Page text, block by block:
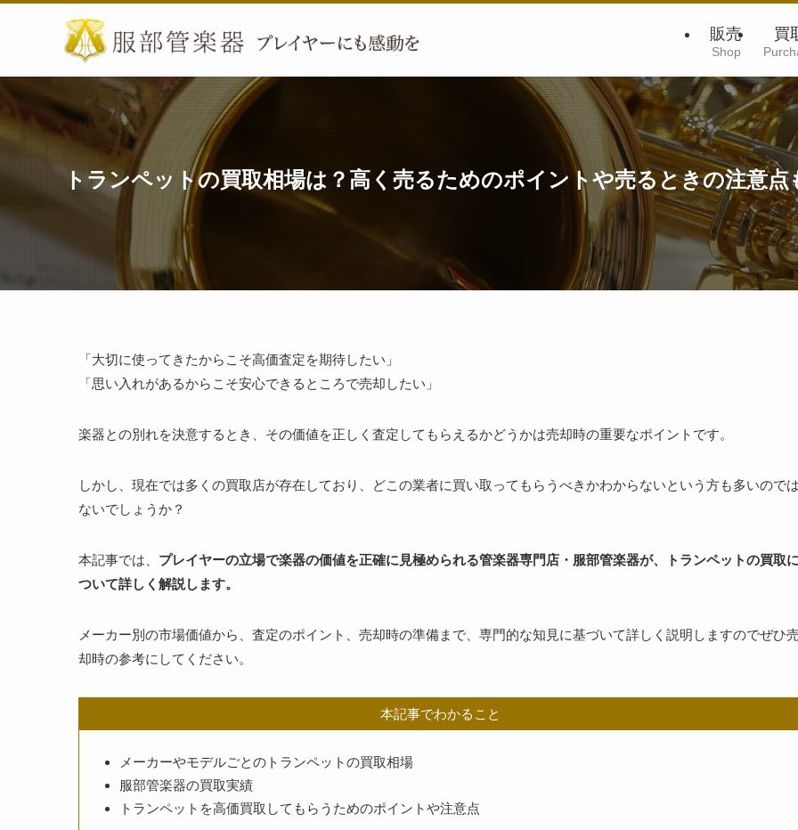
販売
Shop
買
トランペットの買取相場は？高く売るためのポイントや売るときの注意点
「大切に使ってきたからこそ高価査定を期待したい」
「思い入れがあるからこそ安心できるところで売却したい」
楽器との別れを決意するとき、その価値を正しく査定してもらえるかどうかは売却時の重要なポイントです。
しかし、現在では多くの買取店が存在しており、どこの業者に買い取ってもらうべきかわからないという方も多いので
ないでしょうか？
本記事では、 プレイヤーの立場で楽器の価値を正確に見極められる管楽器専門店・服部管楽器が、トランペットの買取
ついて詳しく解説します。
メーカー別の市場価値から、査定のポイント、売却時の準備まで、専門的な知見に基づいて詳しく説明しますのでぜひ
却時の参考にしてください。
本記事でわかること
メーカーやモデルごとのトランペットの買取相場
服部管楽器の買取実績
トランペットを高価買取してもらうためのポイントや注意点